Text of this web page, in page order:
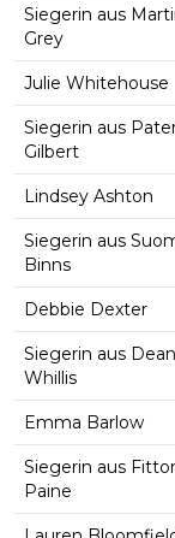
Siegerin aus
Grey
Julie Whitehouse
Siegerin aus
Gilbert
Lindsey Ashton
Siegerin aus
Binns
Debbie Dexter
Siegerin aus
Whillis
Emma Barlow
Siegerin aus
Paine